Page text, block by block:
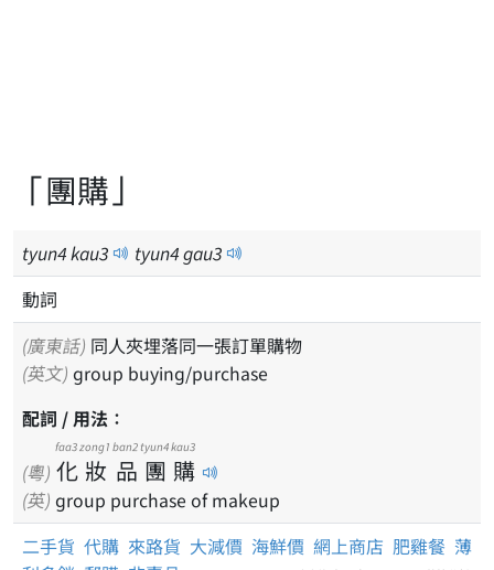
「團購」
tyun4kau3 tyun4gau3
動詞
(廣東話) 同人夾埋落同一張訂單購物
(英文) group buying/purchase
配詞 / 用法：
(粵) 化
faa3
妝
zong1
品
ban2
團
tyun4
購
kau3
(英) group purchase of makeup
二手貨 代購 來路貨 大減價 海鮮價 網上商店 肥雞餐 薄